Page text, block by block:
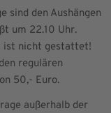
sind den Aushängen
um 22.10 Uhr.
ist nicht gestattet!
regulären
50,- Euro.
außerhalb der